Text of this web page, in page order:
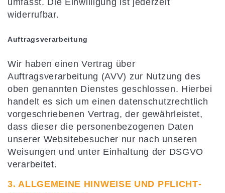
umfasst. Die Einwilligung ist jederzeit
widerrufbar.
Auftragsverarbeitung
Wir haben einen Vertrag über
Auftragsverarbeitung (AVV) zur Nutzung des
oben genannten Dienstes geschlossen. Hierbei
handelt es sich um einen datenschutzrechtlich
vorgeschriebenen Vertrag, der gewährleistet,
dass dieser die personenbezogenen Daten
unserer Websitebesucher nur nach unseren
Weisungen und unter Einhaltung der DSGVO
verarbeitet.
3. ALLGEMEINE HINWEISE UND PFLICHT­